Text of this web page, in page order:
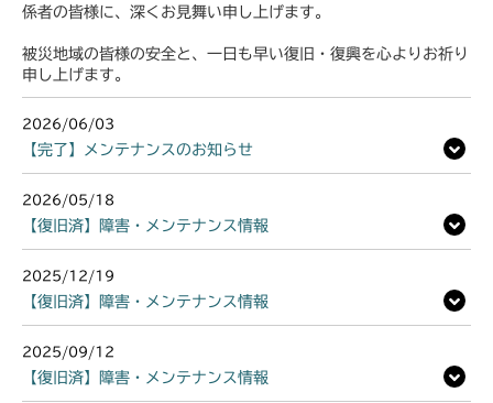
係者の皆様に、深くお見舞い申し上げます。
被災地域の皆様の安全と、一日も早い復旧・復興を心よりお祈り
申し上げます。
2026/06/03
【完了】メンテナンスのお知らせ
2026/05/18
【復旧済】障害・メンテナンス情報
2025/12/19
【復旧済】障害・メンテナンス情報
2025/09/12
【復旧済】障害・メンテナンス情報